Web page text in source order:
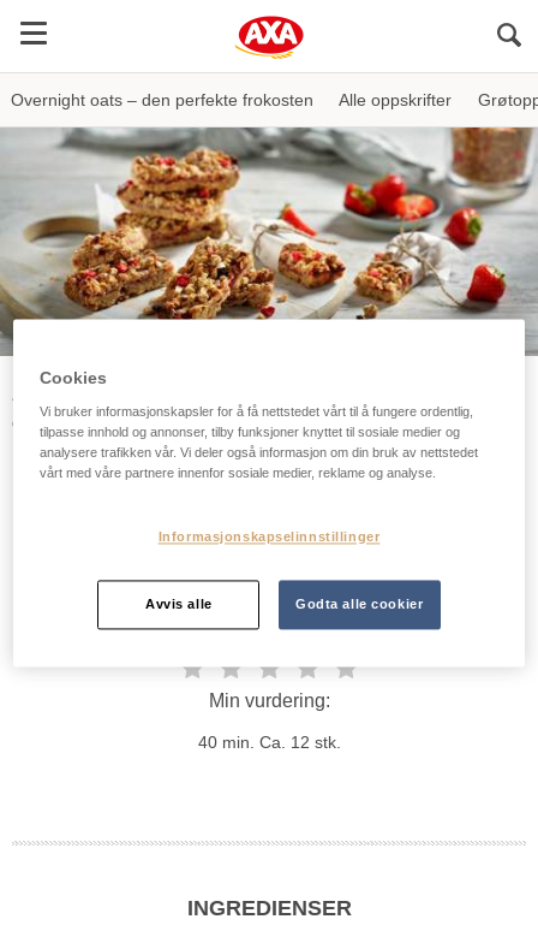
Overnight oats – den perfekte frokosten Alle oppskrifter
AXA
Granola frokostbar med jordbær og solsikkekjerner
Granola frokostbar med
jordbær og solsikkekjerner
Du kan bruke hvilken AXA Granola du vil - så
finner du din favoritt!
Min vurdering:
40 min. Ca. 12 stk.
INGREDIENSER
Cookies
Vi bruker informasjonskapsler for å få nettstedet vårt til å fungere ordentlig,
tilpasse innhold og annonser, tilby funksjoner knyttet til sosiale medier og
analysere trafikken vår. Vi deler også informasjon om din bruk av nettstedet
vårt med våre partnere innenfor sosiale medier, reklame og analyse.
Informasjonskapselinnstillinger
Avvis alle Godta alle cookier